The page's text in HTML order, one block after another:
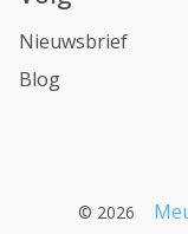
Nieuwsbrief
Blog
© 2026